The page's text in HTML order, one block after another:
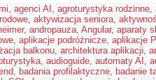
, agenci AI , agroturystyka rodzinne,
, aktywizacja seniora,
, andropauza, Angular, aparaty
, aplikacje podróżnicze, aplikacje
balkonu, architektura aplikacji,
, audioguide, automaty AI ,
, badania profilaktyczne, badanie